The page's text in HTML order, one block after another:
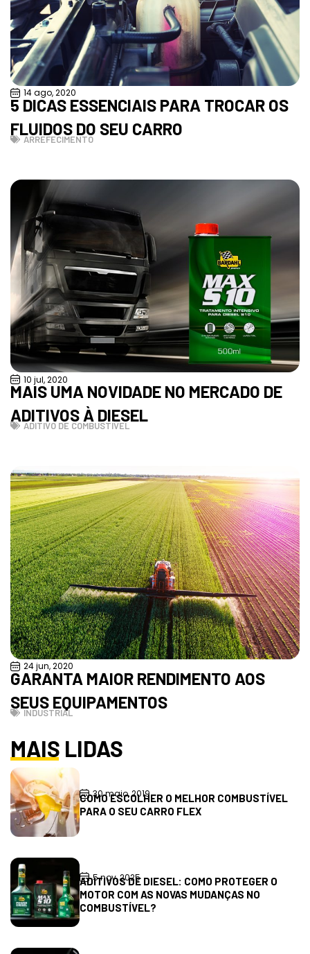
14 ago, 2020
5 DICAS ESSENCIAIS PARA TROCAR OS
FLUIDOS DO SEU CARRO
ARREFECIMENTO
10 jul, 2020
MAIS UMA NOVIDADE NO MERCADO DE
ADITIVOS À DIESEL
ADITIVO DE COMBUSTÍVEL
24 jun, 2020
GARANTA MAIOR RENDIMENTO AOS
SEUS EQUIPAMENTOS
INDUSTRIAL
MAIS LIDAS
30 maio, 2019
COMO ESCOLHER O MELHOR COMBUSTÍVEL
PARA O SEU CARRO FLEX
5 nov, 2025
ADITIVOS DE DIESEL: COMO PROTEGER O
MOTOR COM AS NOVAS MUDANÇAS NO
COMBUSTÍVEL?